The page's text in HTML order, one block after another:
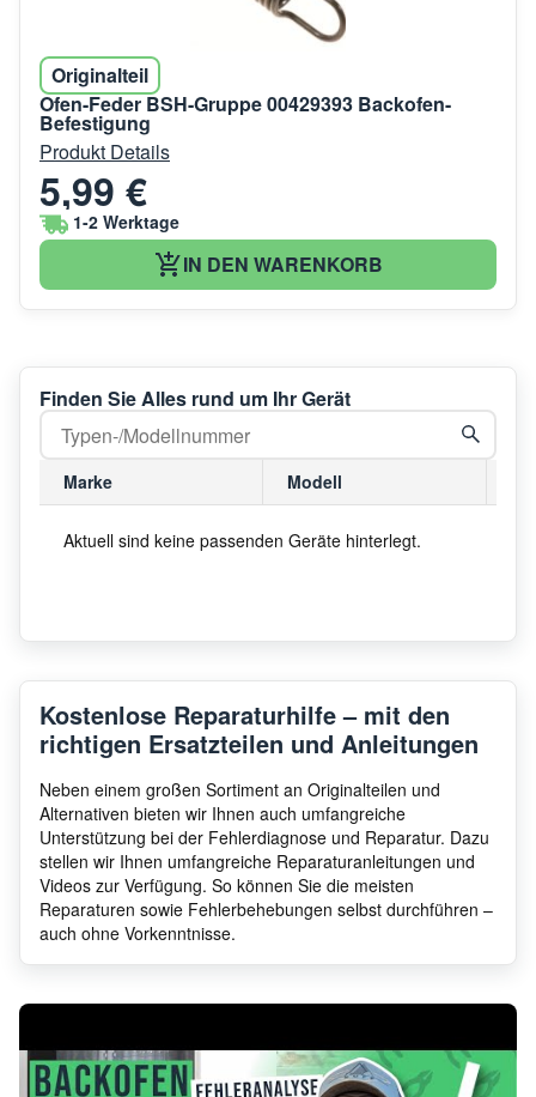
Originalteil
Ofen-Feder BSH-Gruppe 00429393 Backofen-
Befestigung
Produkt Details
5,99 €
1-2 Werktage
IN DEN WARENKORB
Finden Sie Alles rund um Ihr Gerät
Marke Modell
Aktuell sind keine passenden Geräte hinterlegt.
Kostenlose Reparaturhilfe – mit den
richtigen Ersatzteilen und Anleitungen
Neben einem großen Sortiment an Originalteilen und
Alternativen bieten wir Ihnen auch umfangreiche
Unterstützung bei der Fehlerdiagnose und Reparatur. Dazu
stellen wir Ihnen umfangreiche Reparaturanleitungen und
Videos zur Verfügung. So können Sie die meisten
Reparaturen sowie Fehlerbehebungen selbst durchführen –
auch ohne Vorkenntnisse.